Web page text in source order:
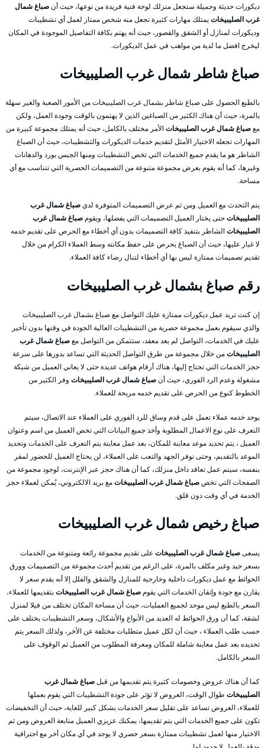
ديكورات حديثة وجميلة ستجعل منزلك لوحة فنية فريدة من نوعها، حيث أنصباغ شمال
غرب الصليبيخاتيمتلك مهارات كثيرة تجعل منه شخص ممتاز لعمل أي تشطيبات
وديكورات لمنازل أو الشقق والقصور، حيث أنه يهتم بكافة التفاصيل الموجودة في المكان
ليخرج افضل ما لدية من مواهب في عمل الديكورات.
صباغ شاطر شمال غرب الصليبيخات
بالطبع الحصول على صباغ شاطر بشمال غرب الصليبيخات من الأمور الصعبة والغير سهلة
بالمرة، حيث أن هناك الكثير من الصباغين الذين لا يهتمون بالوقت وجودة العمل، ولكن
معصباغ شمال غرب الصليبيخاتالأمر مختلف بالكامل، حيث أنه يمتلك مجموعة كبيرة من
المهارات تجعله الاختيار الأمثل لتقديم خدمات الديكورات والتشطيبات، حيث أن الصباغ
الشاطر هو ما يقدم جميع الخدمات التي تخص التشطيبات ومنها الجبس بورد والدهانات
وغيرها، كما أنه يقوم بعرض مجموعة متنوعة من التصميمات الحصرية التي تتناسب مع أي
مساحة.
يتم التحدث مع العميل ومن ثم عرض التصميمات المتوفرة لديصباغ شمال غرب
الصليبيخاتحتى يختار العميل التصميمات التي يفضلها، ويقومصباغ شمال غرب
الصليبيخاتالشاطر بتنفيذ كافة التصميمات بدون أي أخطاء مع الحرص على تقديم خدمه
لا غبار عليها، حيث أن الصباغ يحرص على حفظ مكانته وسط العملاء الكرام من خلال
تقديم تصميمات ممتازة ليس بها أي أخطاء لتنال رضاء كافة العملاء.
رقم صباغ بشمال غرب الصليبيخات
إن كنت تريد عمل ديكورات ممتازة عليك التواصل مع صباغ بشمال غرب الصليبيخات
والذي سيقوم بعمل مجموعة حصرية من التشطيبات العالية الجودة في وقتها بدون تأخير
عليك في الخدمات، التواصل لم يعد معقد، ستتمكن من التواصل معصباغ شمال غرب
الصليبيخاتمن خلال مجموعة من طرق التواصل الحديثة التي تساعد بدورها على سرعة
حجز الخدمات التي تحتاج إليها، هناك أرقام هواتف عديدة حتى لا يعاني العميل من شبكة
مشغولة وعدم الرد الفوري، حيث أنصباغ شمال غرب الصليبيخات وفر الكثير من
الخطوط كنوع من الحرص على تقديم خدمه مريحة للعملاء.
يوجد خدمه عملاء تعمل على قدم وساق للرد الفوري على العملاء عند الاتصال، سيتم
التعرف على نوع الاعمال المطلوبة وأخذ جميع البيانات التي تخص العميل من اسم وعنوان
العميل ، يتم تحديد موعد معاينة للمكان، بعد عمل معاينة يتم التعرف على الخدمات وتحديد
الموعد بالتقديم، وحتى نوفر الجهد والتعب على العملاء، لن يحتاج العميل للحضور لمقر
بنفسه، سيتم عمل تعاقد داخل منزلك، كما أن هناك حجز عبر الإنترنت، لوجود مجموعة من
الصفحات التي تخصصباغ شمال غرب الصليبيخاتمع بريد الالكتروني، يُمكن لعملاء حجز
الخدمة في أي وقت دون قلق.
صباغ رخيص شمال غرب الصليبيخات
يسعىصباغ شمال غرب الصليبيخات على تقديم مجموعة رائعة ومتنوعة من الخدمات
بسعر جيد وغير مكلف بالمرة، على الرغم من تقديم أحدث مجموعة من التصميمات وورق
الحوائط مع عمل ديكورات داخلية وخارجية للمنازل والشقق والفلل إلا أنه يقدم سعر لا
يقارن مع جودة وإتقان الخدمات التي يقوم صباغ شمال غرب الصليبيخاتبتقديمها للعملاء،
السعر بالطبع ليس موحد لجميع العمليات، حيث أن مساحة المكان تختلف من فيلا لمنزل
لشقة، كما أن ورق الحوائط له العديد من الأنواع والأشكال، وسعر التشطيبات يختلف على
حسب طلب العملاء ، حيث أن لكل عميل متطلبات مختلفة عن الأخر، ولذلك السعر يتم
تحديده بعد عمل معاينة شاملة للمكان ومعرفة المطلوب من العميل ثم الوقوف على
السعر بالكامل.
كما أن هناك عروض وخصومات كثيرة يتم تقديمها من قبلصباغ شمال غرب
الصليبيخات طوال الوقت، العروض لا تؤثر على جودة التشطيبات التي يقوم بعملها
للعملاء، العروض تساعد على تقليل سعر الخدمات بشكل كبير للغاية، حيث أن التخفيضات
تكون على جميع الخدمات التي يتم تقديمها، يمكنك عزيزي العميل متابعة العروض ومن ثم
الاختيار منها لعمل تشطيبات ممتازة بسعر حصري لا يوجد في أي مكان أخر مع احترافية